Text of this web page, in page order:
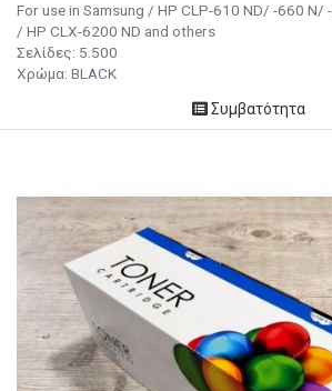
For use in Samsung / HP CLP-610 ND/ -660 N/
/ HP CLX-6200 ND and others
Σελίδες: 5.500
Χρώμα: BLACK
Συμβατότητα